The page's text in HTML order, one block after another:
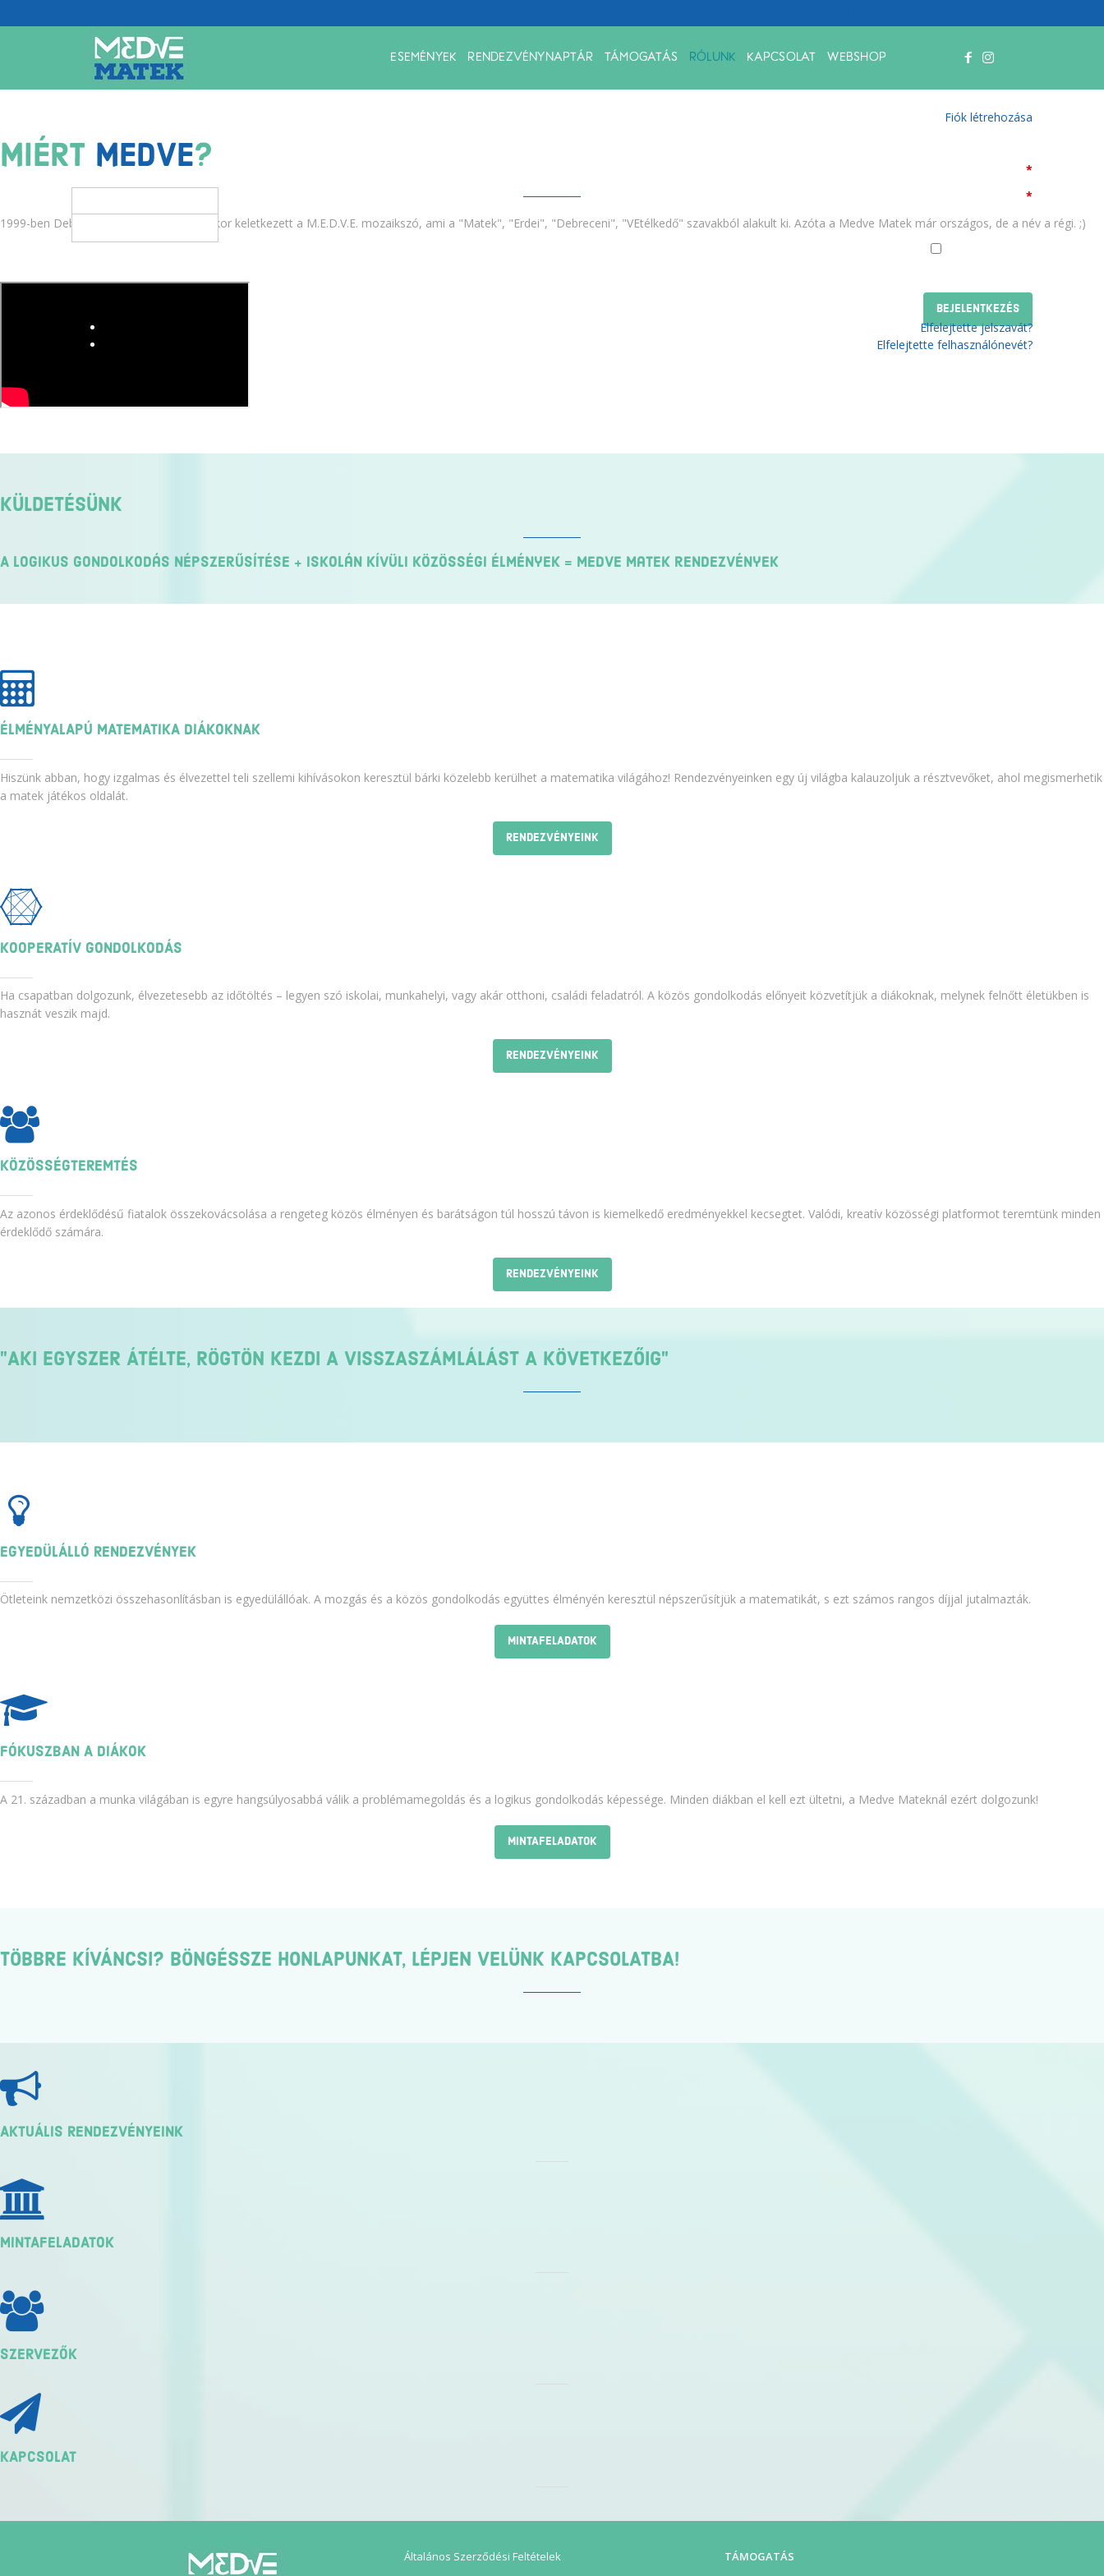
Fiók létrehozása
*
*
Elfelejtette jelszavát?
Elfelejtette felhasználónevét?
ESEMÉNYEK RENDEZVÉNYNAPTÁR TÁMOGATÁS RÓLUNK KAPCSOLAT WEBSHOP
MIÉRT MEDVE?
1999-ben Debrecenből indult a sztori, akkor keletkezett a M.E.D.V.E. mozaikszó, ami a "Matek", "Erdei", "Debreceni", "VEtélkedő" szavakból alakult ki. Azóta a Medve Matek már országos, de a név a régi. ;)
KÜLDETÉSÜNK
A logikus gondolkodás népszerűsítése + Iskolán kívüli közösségi élmények = Medve Matek rendezvények
ÉLMÉNYALAPÚ MATEMATIKA DIÁKOKNAK
Hiszünk abban, hogy izgalmas és élvezettel teli szellemi kihívásokon keresztül bárki közelebb kerülhet a matematika világához! Rendezvényeinken egy új világba kalauzoljuk a résztvevőket, ahol megismerhetik
a matek játékos oldalát.
RENDEZVÉNYEINK
KOOPERATÍV GONDOLKODÁS
Ha csapatban dolgozunk, élvezetesebb az időtöltés – legyen szó iskolai, munkahelyi, vagy akár otthoni, családi feladatról. A közös gondolkodás előnyeit közvetítjük a diákoknak, melynek felnőtt életükben is
hasznát veszik majd.
RENDEZVÉNYEINK
KÖZÖSSÉGTEREMTÉS
Az azonos érdeklődésű fiatalok összekovácsolása a rengeteg közös élményen és barátságon túl hosszú távon is kiemelkedő eredményekkel kecsegtet. Valódi, kreatív közösségi platformot teremtünk minden
érdeklődő számára.
RENDEZVÉNYEINK
"AKI EGYSZER ÁTÉLTE, RÖGTÖN KEZDI A VISSZASZÁMLÁLÁST A KÖVETKEZŐIG"
EGYEDÜLÁLLÓ RENDEZVÉNYEK
Ötleteink nemzetközi összehasonlításban is egyedülállóak. A mozgás és a közös gondolkodás együttes élményén keresztül népszerűsítjük a matematikát, s ezt számos rangos díjjal jutalmazták.
MINTAFELADATOK
FÓKUSZBAN A DIÁKOK
A 21. században a munka világában is egyre hangsúlyosabbá válik a problémamegoldás és a logikus gondolkodás képessége. Minden diákban el kell ezt ültetni, a Medve Mateknál ezért dolgozunk!
MINTAFELADATOK
TÖBBRE KÍVÁNCSI? BÖNGÉSSZE HONLAPUNKAT, LÉPJEN VELÜNK KAPCSOLATBA!
AKTUÁLIS RENDEZVÉNYEINK
MINTAFELADATOK
SZERVEZŐK
KAPCSOLAT
Általános Szerződési Feltételek
TÁMOGATÁS